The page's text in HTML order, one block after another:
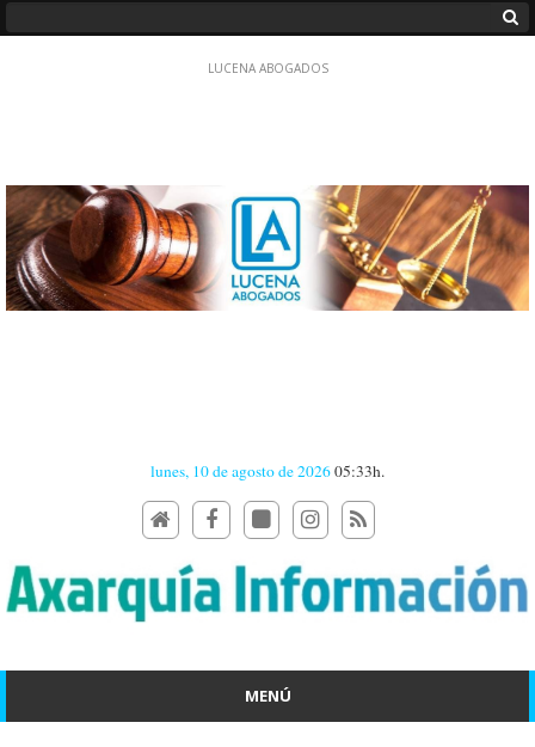
lunes, 10 de agosto de 202605:33h.
MENÚ